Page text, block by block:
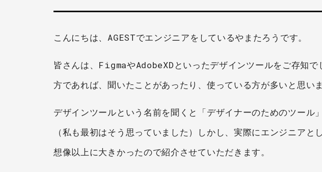
こんにちは、AGESTでエンジニアをしているやまたろうです。
皆さんは、FigmaやAdobeXDといったデザインツールをご存知で
方であれば、聞いたことがあったり、使っている方が多いと思いま
デザインツールという名前を聞くと「デザイナーのためのツール
（私も最初はそう思っていました）しかし、実際にエンジニア
想像以上に大きかったので紹介させていただきます。